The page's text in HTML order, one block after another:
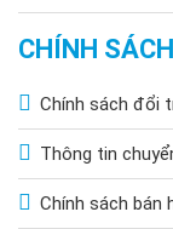
tấm pin lớn
Địa chỉ
KF P300W
CHÍNH
Chính sách đổi
Thông tin
Chính sách bán